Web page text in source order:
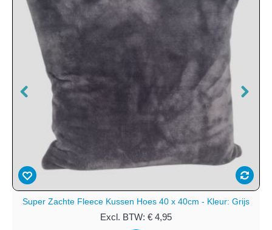
Super Zachte Fleece Kussen Hoes 40 x 40cm - Kleur: Grijs
Excl. BTW: € 4,95